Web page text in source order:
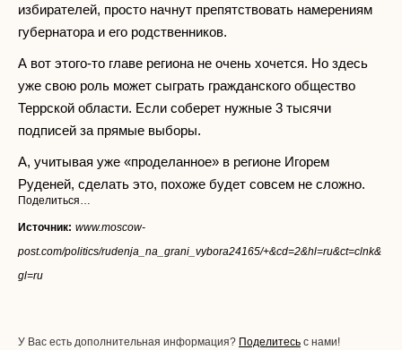
избирателей, просто начнут препятствовать намерениям
губернатора и его родственников.
А вот этого-то главе региона не очень хочется. Но здесь
уже свою роль может сыграть гражданского общество
Террской области. Если соберет нужные 3 тысячи
подписей за прямые выборы.
А, учитывая уже «проделанное» в регионе Игорем
Руденей, сделать это, похоже будет совсем не сложно.
Поделиться…
Источник: www.moscow-
post.com/politics/rudenja_na_grani_vybora24165/+&cd=2&hl=ru&ct=clnk&
gl=ru
У Вас есть дополнительная информация? Поделитесь с нами!